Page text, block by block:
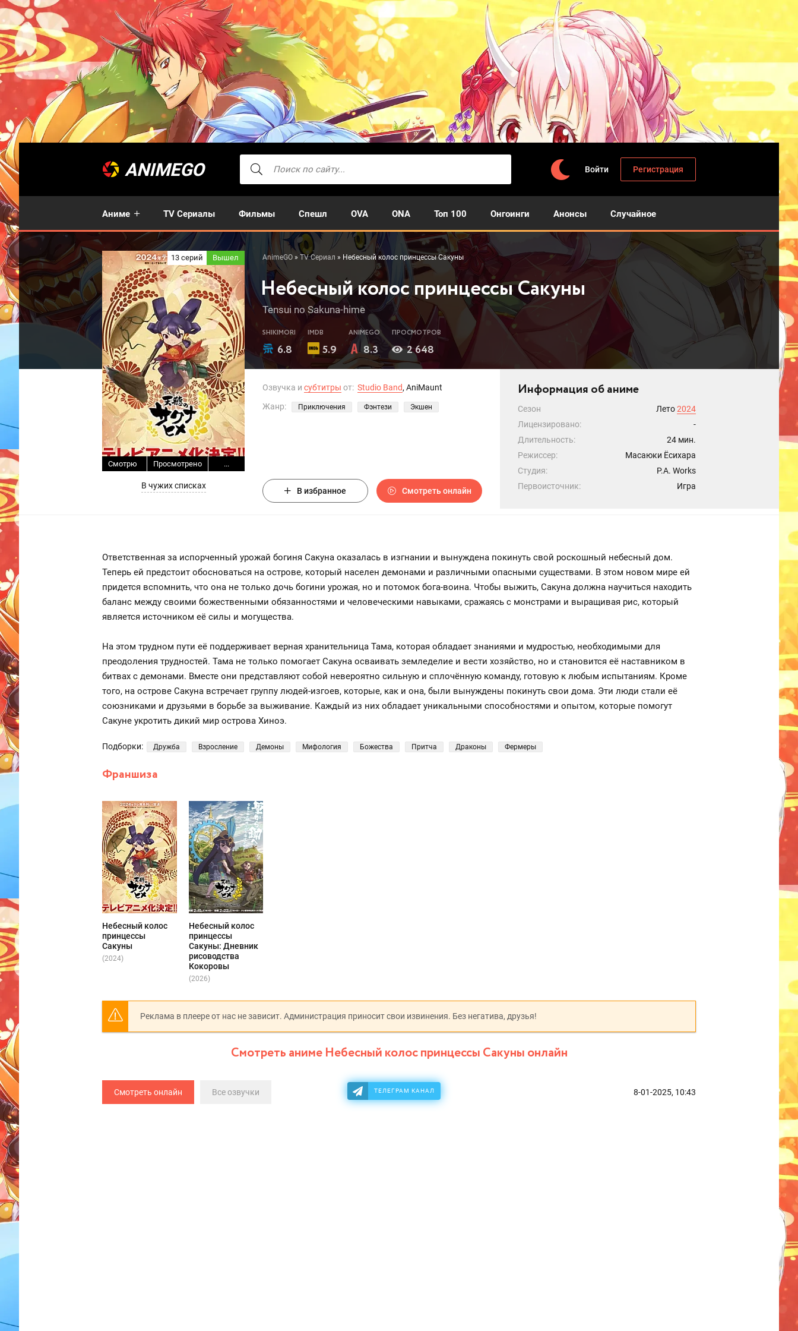
ANIMEGO Войти Регистрация
Аниме TV Сериалы Фильмы Спешл OVA ONA Топ 100 Онгоинги Анонсы Случайное
AnimeGO »TV Сериал » Небесный колос принцессы Сакуны
Небесный колос принцессы Сакуны
13 серий Вышел
Смотрю Просмотрено ...
В чужих списках
Tensui no Sakuna-hime
SHIKIMORI
6.8
IMDB
5.9
ANIMEGO
8.3
ПРОСМОТРОВ
2 648
Озвучка и субтитры от: Studio Band, AniMaunt
Жанр:
Приключения Фэнтези Экшен
В избранное Смотреть онлайн
Информация об аниме
Сезон Лето2024
Лицензировано:
-
Длительность:
24 мин.
Режиссер:
Масаюки Ёсихара
Студия:
P.A. Works
Первоисточник:
Игра
Ответственная за испорченный урожай богиня Сакуна оказалась в изгнании и вынуждена покинуть свой роскошный небесный дом.
Теперь ей предстоит обосноваться на острове, который населен демонами и различными опасными существами. В этом новом мире ей
придется вспомнить, что она не только дочь богини урожая, но и потомок бога-воина. Чтобы выжить, Сакуна должна научиться находить
баланс между своими божественными обязанностями и человеческими навыками, сражаясь с монстрами и выращивая рис, который
является источником её силы и могущества.
На этом трудном пути её поддерживает верная хранительница Тама, которая обладает знаниями и мудростью, необходимыми для
преодоления трудностей. Тама не только помогает Сакуна осваивать земледелие и вести хозяйство, но и становится её наставником в
битвах с демонами. Вместе они представляют собой невероятно сильную и сплочённую команду, готовую к любым испытаниям. Кроме
того, на острове Сакуна встречает группу людей-изгоев, которые, как и она, были вынуждены покинуть свои дома. Эти люди стали её
союзниками и друзьями в борьбе за выживание. Каждый из них обладает уникальными способностями и опытом, которые помогут
Сакуне укротить дикий мир острова Хиноэ.
Подборки: Дружба Взросление Демоны Мифология Божества Притча Драконы Фермеры
Франшиза
Небесный колос
принцессы
Сакуны
(2024)
Небесный колос
принцессы
Сакуны: Дневник
рисоводства
Кокоровы
(2026)
Реклама в плеере от нас не зависит. Администрация приносит свои извинения. Без негатива, друзья!
Смотреть аниме Небесный колос принцессы Сакуны онлайн
Смотреть онлайн Все озвучки 8-01-2025, 10:43
ТЕЛЕГРАМ КАНАЛ